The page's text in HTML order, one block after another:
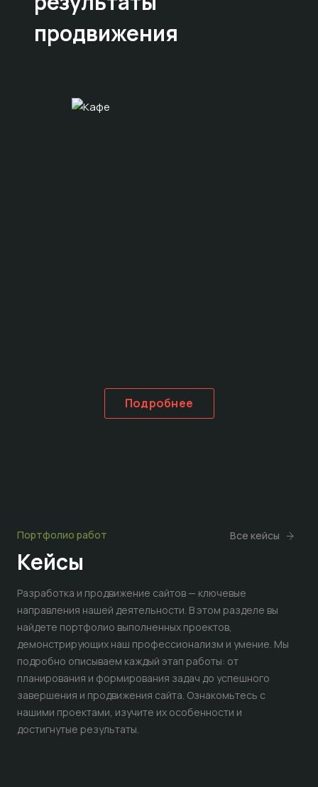
продвижения
Подробнее
Портфолио работ
Кейсы
Все кейсы
Разработка и продвижение сайтов — ключевые
направления нашей деятельности. В этом разделе вы
найдете портфолио выполненных проектов,
демонстрирующих наш профессионализм и умение. Мы
подробно описываем каждый этап работы: от
планирования и формирования задач до успешного
завершения и продвижения сайта. Ознакомьтесь с
нашими проектами, изучите их особенности и
достигнутые результаты.